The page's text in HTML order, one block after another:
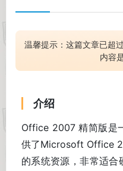
温馨提示：这篇文章已超过
内容
介绍
Office 2007 精简版是
供了Microsoft Office
的系统资源，非常适合